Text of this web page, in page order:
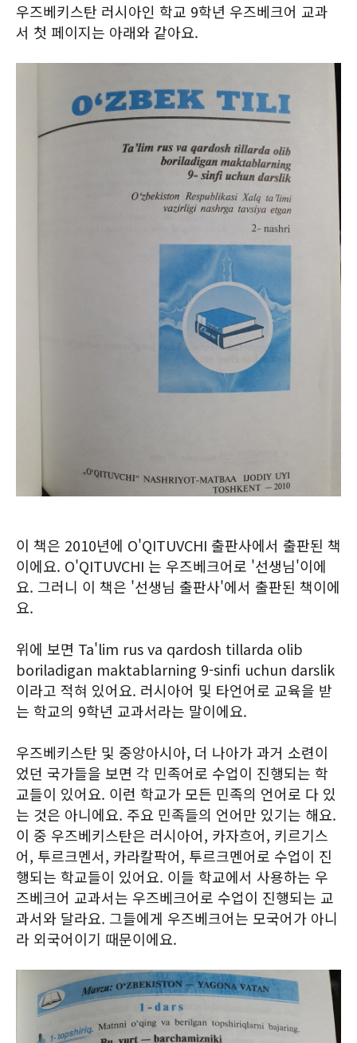
우즈베키스탄 러시아인 학교 9학년 우즈베크어 교과
서 첫 페이지는 아래와 같아요.
이 책은 2010년에 O'QITUVCHI 출판사에서 출판된 책
이에요. O'QITUVCHI 는 우즈베크어로 '선생님'이에
요. 그러니 이 책은 '선생님 출판사'에서 출판된 책이에
요.
위에 보면 Ta'lim rus va qardosh tillarda olib
boriladigan maktablarning 9-sinfi uchun darslik
이라고 적혀 있어요. 러시아어 및 타언어로 교육을 받
는 학교의 9학년 교과서라는 말이에요.
우즈베키스탄 및 중앙아시아, 더 나아가 과거 소련이
었던 국가들을 보면 각 민족어로 수업이 진행되는 학
교들이 있어요. 이런 학교가 모든 민족의 언어로 다 있
는 것은 아니에요. 주요 민족들의 언어만 있기는 해요.
이 중 우즈베키스탄은 러시아어, 카자흐어, 키르기스
어, 투르크멘서, 카라칼팍어, 투르크멘어로 수업이 진
행되는 학교들이 있어요. 이들 학교에서 사용하는 우
즈베크어 교과서는 우즈베크어로 수업이 진행되는 교
과서와 달라요. 그들에게 우즈베크어는 모국어가 아니
라 외국어이기 때문이에요.